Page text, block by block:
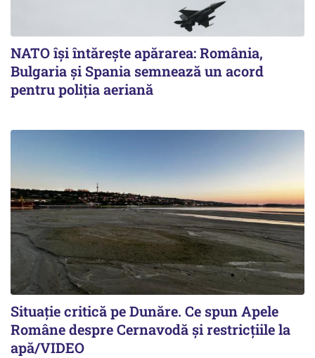
NATO își întărește apărarea: România,
Bulgaria și Spania semnează un acord
pentru poliția aeriană
Situație critică pe Dunăre. Ce spun Apele
Române despre Cernavodă și restricțiile la
apă/VIDEO